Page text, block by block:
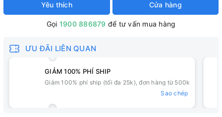
Yêu thích Cửa hàng
Gọi 1900 886879 để tư vấn mua hàng
ƯU ĐÃI LIÊN QUAN
GIẢM 100% PHÍ SHIP
Giảm 100% phí ship (tối đa 25k), đơn hàng từ 500k
Sao chép